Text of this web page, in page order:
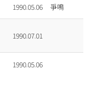
1990.05.06 爭鳴
1990.07.01
1990.05.06